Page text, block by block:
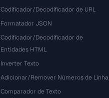
Codificador/Decodificador de URL
Formatador JSON
Codificador/Decodificador de
Entidades HTML
Inverter Texto
Adicionar/Remover Números de Linha
Comparador de Texto